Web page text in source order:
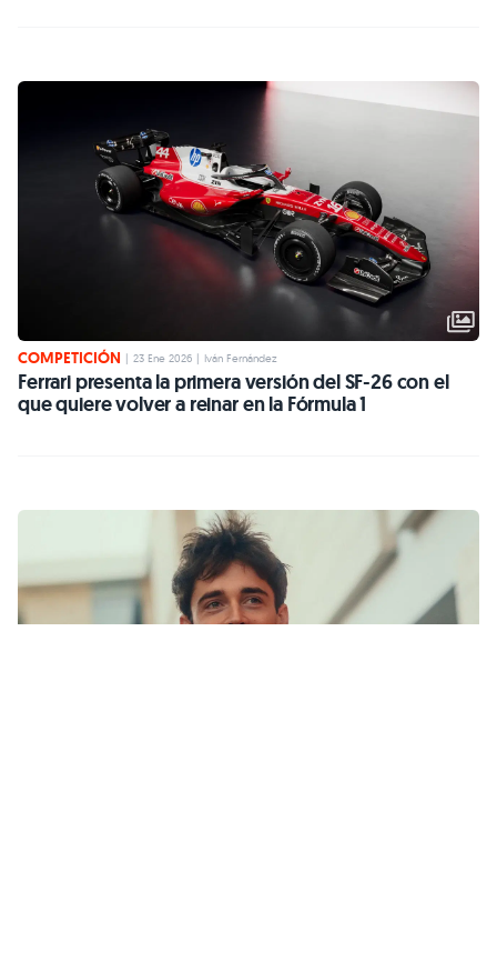
COMPETICIÓN | 23 Ene 2026 | Iván Fernández
Ferrari presenta la primera versión del SF-26 con el
que quiere volver a reinar en la Fórmula 1